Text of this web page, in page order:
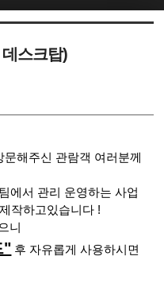
스크탑)
해주신 관람객 여러분께
에서 관리 운영하는 사업
작하고있습니다 !
니
" 후 자유롭게 사용하시면
북5
치북5